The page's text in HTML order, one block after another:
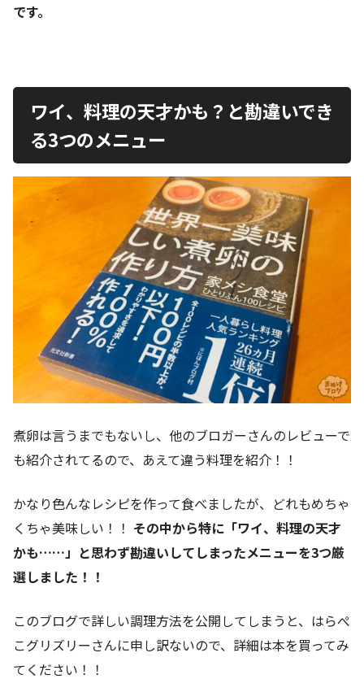
です。
ワイ、料理の天才かも？と勘違いでき
る3つのメニュー
煮卵は言うまでもないし、他のブロガーさんのレビューで
も紹介されてるので、あえて違う料理を紹介！！
かなり色んなレシピを作って食べましたが、どれもめちゃ
くちゃ美味しい！！ その中から特に「ワイ、料理の天才
かも……」と思わず勘違いしてしまったメニューを3つ厳
選しました！！
このブログで詳しい調理方法を公開してしまうと、はらぺ
こグリズリーさんに申し訳ないので、詳細は本を買ってみ
てください！！